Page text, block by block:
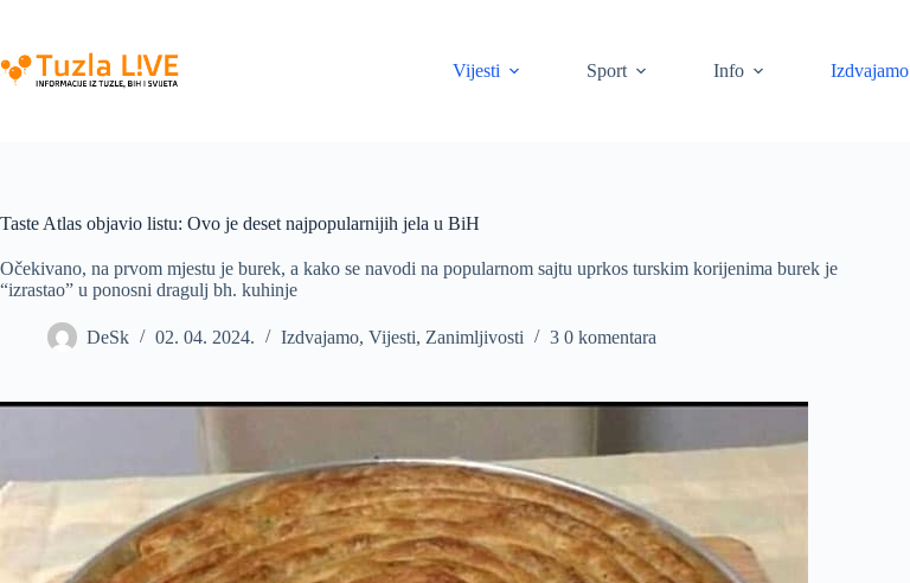
content
Vijesti
Sport Info Izdvajamo
Taste Atlas objavio listu: Ovo je deset najpopularnijih jela u BiH
Očekivano, na prvom mjestu je burek, a kako se navodi na popularnom sajtu uprkos turskim korijenima burek je
“izrastao” u ponosni dragulj bh. kuhinje
DeSk 02. 04. 2024. Izdvajamo, Vijesti, Zanimljivosti 3 0 komentara